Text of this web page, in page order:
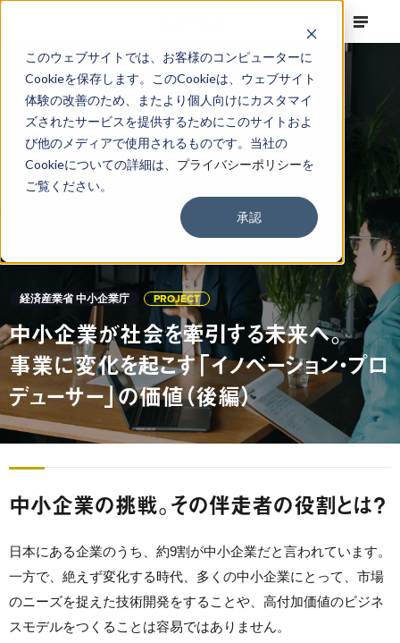
このウェブサイトでは、お客様のコンピューターに
Cookieを保存します。このCookieは、ウェブサイト
体験の改善のため、またより個人向けにカスタマイ
ズされたサービスを提供するためにこのサイトおよ
び他のメディアで使用されるものです。当社の
Cookieについての詳細は、 プライバシーポリシーを
ご覧ください。
承認
経済産業省 中小企業庁 PROJECT
中小企業が社会を牽引する未来へ。
事業に変化を起こす「イノベーション・プロ
デューサー」の価値（後編）
中小企業の挑戦。その伴走者の役割とは？
日本にある企業のうち、約9割が中小企業だと言われています。
一方で、絶えず変化する時代、多くの中小企業にとって、市場
のニーズを捉えた技術開発をすることや、高付加価値のビジネ
スモデルをつくることは容易ではありません。